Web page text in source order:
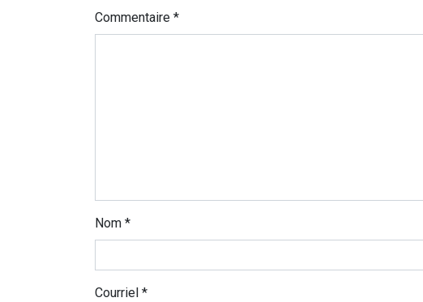
Commentaire *
Nom *
Courriel *